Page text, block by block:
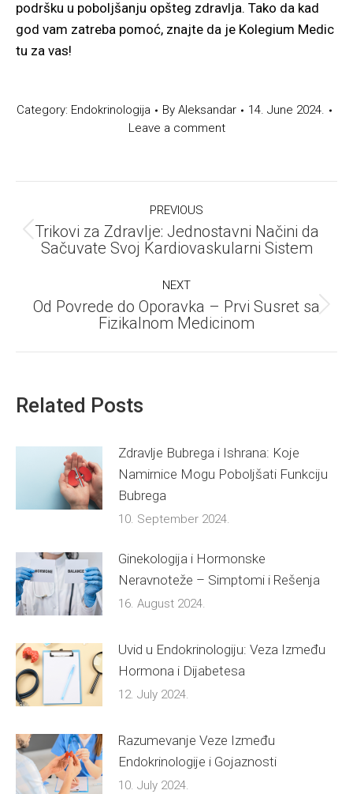
podršku u poboljšanju opšteg zdravlja. Tako da kad
god vam zatreba pomoć, znajte da je Kolegium Medic
tu za vas!
Category: Endokrinologija By Aleksandar
14. June 2024.
Leave a comment
navigation
PREVIOUS
Previous
Trikovi za Zdravlje: Jednostavni Načini da
Sačuvate Svoj Kardiovaskularni Sistem
NEXT
Next
Od Povrede do Oporavka – Prvi Susret sa
Fizikalnom Medicinom
Related Posts
Zdravlje Bubrega i Ishrana: Koje
Namirnice Mogu Poboljšati Funkciju
Bubrega
10. September 2024.
Ginekologija i Hormonske
Neravnoteže – Simptomi i Rešenja
16. August 2024.
Uvid u Endokrinologiju: Veza Između
Hormona i Dijabetesa
12. July 2024.
Razumevanje Veze Između
Endokrinologije i Gojaznosti
10. July 2024.